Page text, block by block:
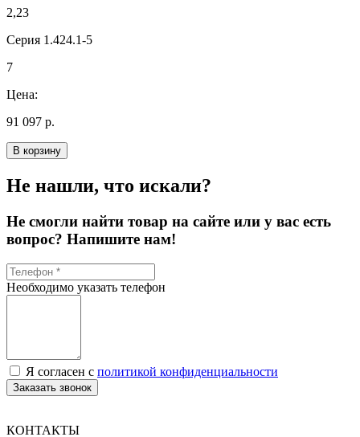
2,23
Серия 1.424.1-5
7
Цена:
91 097 р.
В корзину
Не нашли, что искали?
Не смогли найти товар на сайте или у вас есть
вопрос? Напишите нам!
Необходимо указать телефон
Я согласен с политикой конфиденциальности
Заказать звонок
КОНТАКТЫ